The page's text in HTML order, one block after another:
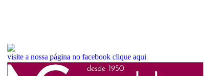
visite a nossa página no facebook clique aqui